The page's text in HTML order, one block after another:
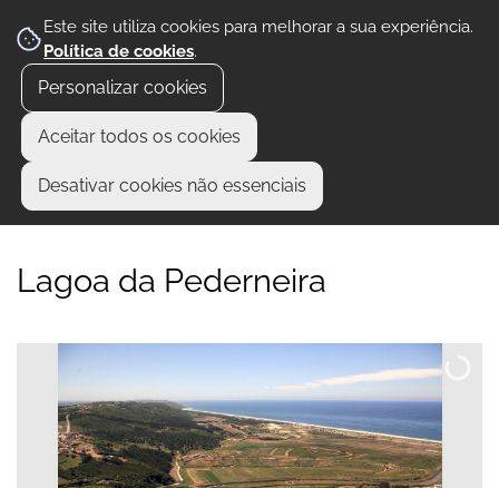
Este site utiliza cookies para melhorar a sua experiência.
Política de cookies.
Personalizar cookies
Aceitar todos os cookies
Desativar cookies não essenciais
Lagoa da Pederneira